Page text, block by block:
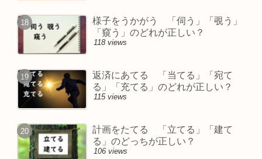
様子をうかがう 「伺う」「覗う」
「窺う」のどれが正しい？
118 views
返済にあてる 「当てる」「宛て
る」「充てる」のどれが正しい？
115 views
計画をたてる 「立てる」「建て
る」のどっちが正しい？
106 views